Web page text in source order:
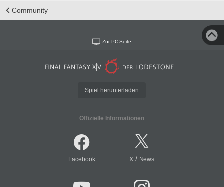
Community
Zur PC-Seite
Spiel herunterladen
Offizielle Informationen
Facebook X/ News